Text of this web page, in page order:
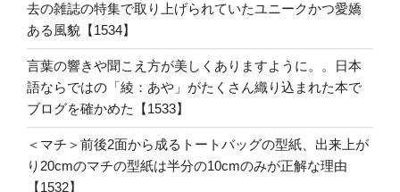
去の雑誌の特集で取り上げられていたユニークかつ愛嬌
ある風貌【1534】
言葉の響きや聞こえ方が美しくありますように。。日本
語ならではの「綾：あや」がたくさん織り込まれた本で
ブログを確かめた【1533】
＜マチ＞前後2面から成るトートバッグの型紙、出来上が
り20cmのマチの型紙は半分の10cmのみが正解な理由
【1532】